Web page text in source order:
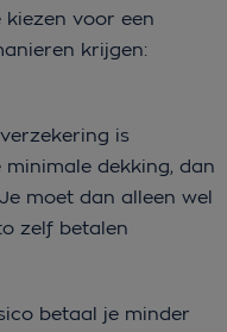
voor een
krijgen:
is
minimale dekking, dan
moet dan alleen wel
zelf betalen
betaal je minder